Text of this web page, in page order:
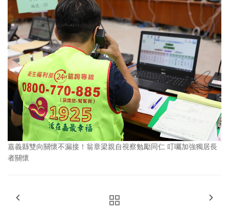
嘉義縣雙向關懷不漏接！翁章梁親自視察勉勵同仁 叮囑加強獨居長
者關懷